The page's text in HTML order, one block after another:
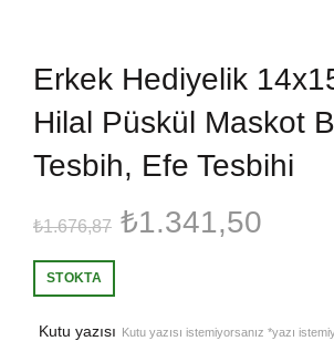
Erkek Hediyelik
Hilal Püskül Maskot
Tesbih, Efe Tesbihi
₺1.676,87 Orijinal
₺1.341,50
STOKTA
Kutu yazısı Kutu yazısı istemiyorsanız *yazı